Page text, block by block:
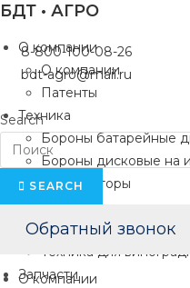
Перейти
содержимому
БДТ • АГРО
8-800-100-08-26
bdt-agro@mail.ru
Search
SEARCH
Обратный звонок
О компании
О компании
О компании
Патенты
Техника
Бороны батарейные
Бороны дисковые на
Культиваторы
Плуги
Комбинированные
Техника для
Запчасти